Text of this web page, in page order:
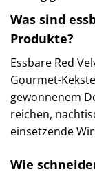
Was sind
Produkte?
Essbare Red
Gourmet-
gewonnenem
reichen,
einsetzende
Wie